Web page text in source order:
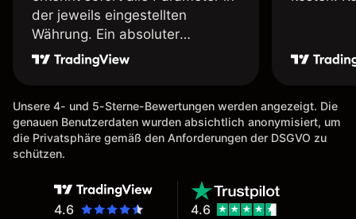
der jeweils eingestellten
Währung. Ein absoluter
Pluspunkt an dieser Stelle.
Unsere 4- und 5-Sterne-Bewertungen werden angezeigt. Die
genauen Benutzerdaten wurden absichtlich anonymisiert, um
die Privatsphäre gemäß den Anforderungen der DSGVO zu
schützen.
4.6 4.6